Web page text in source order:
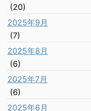
(20)
2025年9月
(7)
2025年8月
(6)
2025年7月
(6)
2025年6月